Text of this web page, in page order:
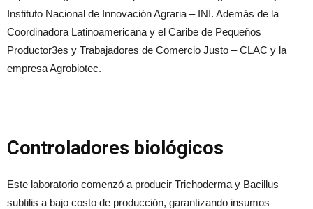
Instituto Nacional de Innovación Agraria – INI. Además de la
Coordinadora Latinoamericana y el Caribe de Pequeños
Productor3es y Trabajadores de Comercio Justo – CLAC y la
empresa Agrobiotec.
Controladores biológicos
Este laboratorio comenzó a producir Trichoderma y Bacillus
subtilis a bajo costo de producción, garantizando insumos